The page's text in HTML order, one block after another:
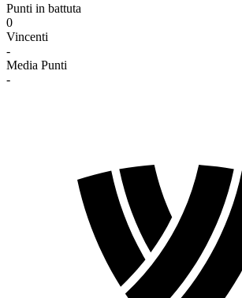
Punti in battuta
0
Vincenti
-
Media Punti
-